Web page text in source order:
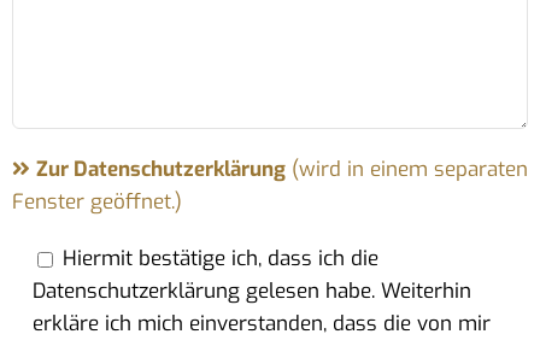
Zur Datenschutzerklärung(wird in einem separaten
Fenster geöffnet.)
Hiermit bestätige ich, dass ich die
Datenschutzerklärung gelesen habe. Weiterhin
erkläre ich mich einverstanden, dass die von mir